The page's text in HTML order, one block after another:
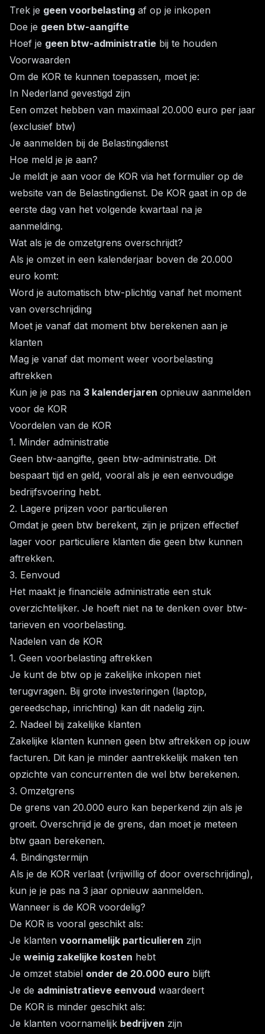
Trek je geen voorbelasting af op je inkopen
Doe je geen btw-aangifte
Hoef je geen btw-administratie bij te houden
Voorwaarden
Om de KOR te kunnen toepassen, moet je:
In Nederland gevestigd zijn
Een omzet hebben van maximaal 20.000 euro per jaar
(exclusief btw)
Je aanmelden bij de Belastingdienst
Hoe meld je je aan?
Je meldt je aan voor de KOR via het formulier op de
website van de Belastingdienst. De KOR gaat in op de
eerste dag van het volgende kwartaal na je
aanmelding.
Wat als je de omzetgrens overschrijdt?
Als je omzet in een kalenderjaar boven de 20.000
euro komt:
Word je automatisch btw-plichtig vanaf het moment
van overschrijding
Moet je vanaf dat moment btw berekenen aan je
klanten
Mag je vanaf dat moment weer voorbelasting
aftrekken
Kun je je pas na 3 kalenderjaren opnieuw aanmelden
voor de KOR
Voordelen van de KOR
1. Minder administratie
Geen btw-aangifte, geen btw-administratie. Dit
bespaart tijd en geld, vooral als je een eenvoudige
bedrijfsvoering hebt.
2. Lagere prijzen voor particulieren
Omdat je geen btw berekent, zijn je prijzen effectief
lager voor particuliere klanten die geen btw kunnen
aftrekken.
3. Eenvoud
Het maakt je financiële administratie een stuk
overzichtelijker. Je hoeft niet na te denken over btw-
tarieven en voorbelasting.
Nadelen van de KOR
1. Geen voorbelasting aftrekken
Je kunt de btw op je zakelijke inkopen niet
terugvragen. Bij grote investeringen (laptop,
gereedschap, inrichting) kan dit nadelig zijn.
2. Nadeel bij zakelijke klanten
Zakelijke klanten kunnen geen btw aftrekken op jouw
facturen. Dit kan je minder aantrekkelijk maken ten
opzichte van concurrenten die wel btw berekenen.
3. Omzetgrens
De grens van 20.000 euro kan beperkend zijn als je
groeit. Overschrijd je de grens, dan moet je meteen
btw gaan berekenen.
4. Bindingstermijn
Als je de KOR verlaat (vrijwillig of door overschrijding),
kun je je pas na 3 jaar opnieuw aanmelden.
Wanneer is de KOR voordelig?
De KOR is vooral geschikt als:
Je klanten voornamelijk particulieren zijn
Je weinig zakelijke kosten hebt
Je omzet stabiel onder de 20.000 euro blijft
Je de administratieve eenvoud waardeert
De KOR is minder geschikt als:
Je klanten voornamelijk bedrijven zijn